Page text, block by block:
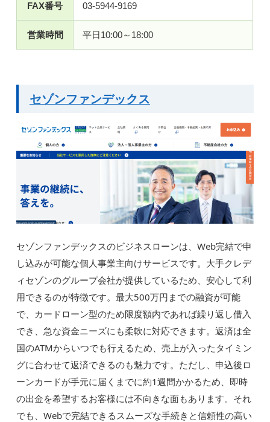
FAX番号 03-5944-9169
営業時間 平日10:00～18:00
セゾンファンデックス
セゾンファンデックスのビジネスローンは、Web完結で申
し込みが可能な個人事業主向けサービスです。大手クレデ
ィセゾンのグループ会社が提供しているため、安心して利
用できるのが特徴です。最大500万円までの融資が可能
で、カードローン型のため限度額内であれば繰り返し借入
でき、急な資金ニーズにも柔軟に対応できます。返済は全
国のATMからいつでも行えるため、売上が入ったタイミン
グに合わせて返済できるのも魅力です。ただし、申込後ロ
ーンカードが手元に届くまでに約1週間かかるため、即時
の出金を希望するお客様には不向きな面もあります。それ
でも、Webで完結できるスムーズな手続きと信頼性の高い